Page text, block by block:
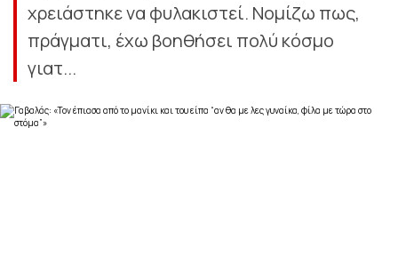
χρειάστηκε να φυλακιστεί. Νομίζω πως,
πράγματι, έχω βοηθήσει πολύ κόσμο
γιατ...